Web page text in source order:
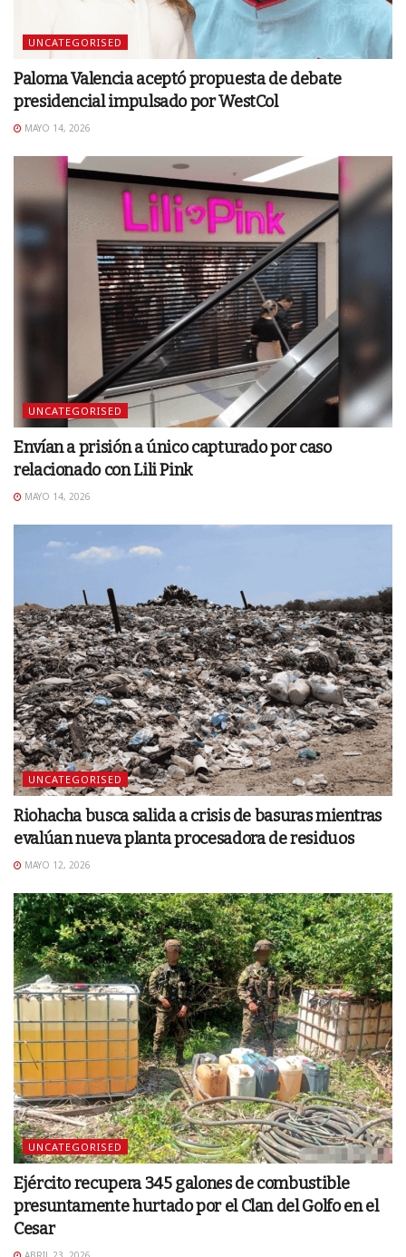
UNCATEGORISED
Paloma Valencia aceptó propuesta de debate
presidencial impulsado por WestCol
MAYO 14, 2026
UNCATEGORISED
Envían a prisión a único capturado por caso
relacionado con Lili Pink
MAYO 14, 2026
UNCATEGORISED
Riohacha busca salida a crisis de basuras mientras
evalúan nueva planta procesadora de residuos
MAYO 12, 2026
UNCATEGORISED
Ejército recupera 345 galones de combustible
presuntamente hurtado por el Clan del Golfo en el
Cesar